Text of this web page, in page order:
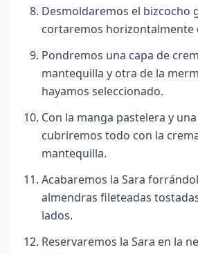
Desmoldaremos el bizcocho
cortaremos horizontalmente
Pondremos una capa de
mantequilla y otra de la
hayamos seleccionado.
Con la manga pastelera y
cubriremos todo con la
mantequilla.
Acabaremos la Sara
almendras fileteadas
lados.
Reservaremos la Sara en la